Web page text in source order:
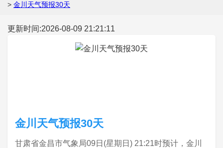
> 金川天气预报30天
更新时间:2026-08-09 21:21:11
金川天气预报30天
甘肃省金昌市气象局09日(星期日) 21:21时预计，金川